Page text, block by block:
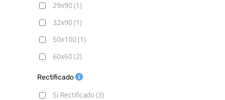
29x90 (1)
32x90 (1)
50x100 (1)
60x60 (2)
60x120(2)
90x90
(3)
Rectificado
Si Rectificado(3)